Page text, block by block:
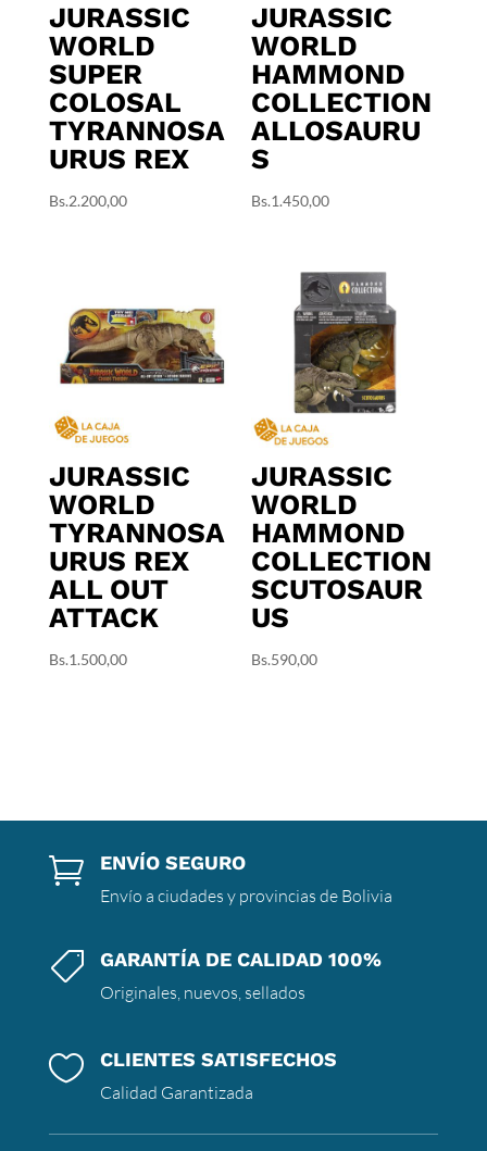
JURASSIC
WORLD
SUPER
COLOSAL
TYRANNOSA
URUS REX
Bs.2.200,00
JURASSIC
WORLD
HAMMOND
COLLECTION
ALLOSAURU
S
Bs.1.450,00
JURASSIC
WORLD
TYRANNOSA
URUS REX
ALL OUT
ATTACK
Bs.1.500,00
JURASSIC
WORLD
HAMMOND
COLLECTION
SCUTOSAUR
US
Bs.590,00
 ENVÍO SEGURO
Envío a ciudades y provincias de Bolivia
 GARANTÍA DE CALIDAD 100%
Originales, nuevos, sellados
 CLIENTES SATISFECHOS
Calidad Garantizada